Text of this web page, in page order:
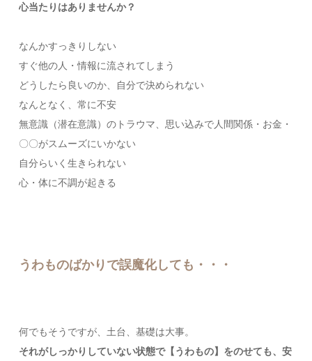
心当たりはありませんか？
なんかすっきりしない
すぐ他の人・情報に流されてしまう
どうしたら良いのか、自分で決められない
なんとなく、常に不安
無意識（潜在意識）のトラウマ、思い込みで人間関係・お金・
〇〇がスムーズにいかない
自分らいく生きられない
心・体に不調が起きる
うわものばかりで誤魔化しても・・・
何でもそうですが、土台、基礎は大事。
それがしっかりしていない状態で【うわもの】をのせても、安